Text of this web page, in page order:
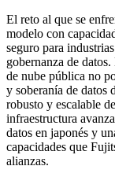
El reto al que se
modelo con
seguro para
gobernanza de
de nube pública no
y soberanía de datos
robusto y escalable
infraestructura
datos en japonés y
capacidades que
alianzas.